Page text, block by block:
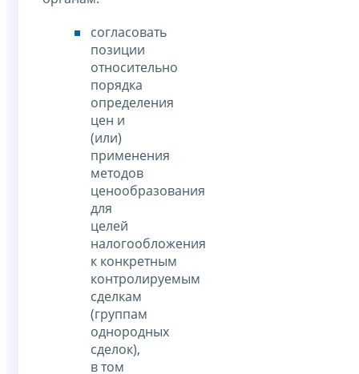
согласовать
позиции
относительно
порядка
определения
цен и
(или)
применения
методов
ценообразования
для
целей
налогообложения
к конкретным
контролируемым
сделкам
(группам
однородных
сделок),
в том